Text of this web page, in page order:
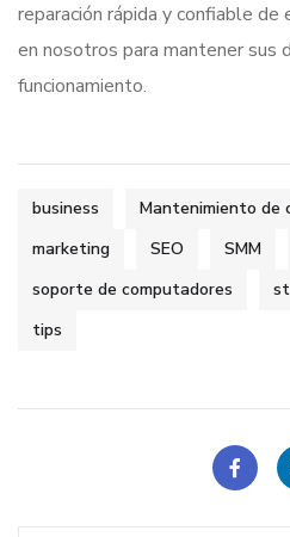
reparación rápida y confiable de
en nosotros para mantener sus
funcionamiento.
business
Mantenimiento de
marketing
SEO SMM
soporte de computadores
tips